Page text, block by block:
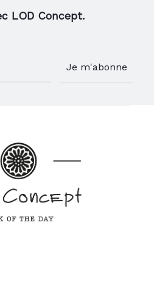
LOD Concept.